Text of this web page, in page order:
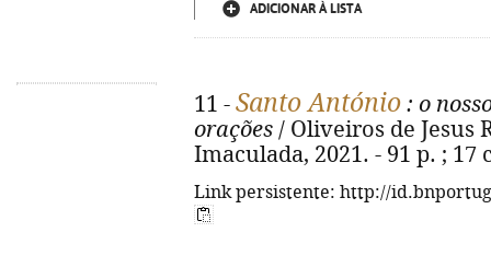
ADICIONAR À LISTA
11 - Santo António : o
orações / Oliveiros de Jesus
Imaculada, 2021. - 91 p. ; 17
Link persistente: http://